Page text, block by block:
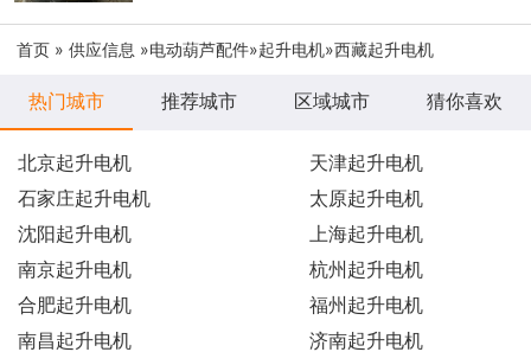
首页 » 供应信息 »电动葫芦配件»起升电机»西藏起升电机
热门城市 推荐城市 区域城市 猜你喜欢
北京起升电机
天津起升电机
石家庄起升电机
太原起升电机
沈阳起升电机
上海起升电机
南京起升电机
杭州起升电机
合肥起升电机
福州起升电机
南昌起升电机
济南起升电机